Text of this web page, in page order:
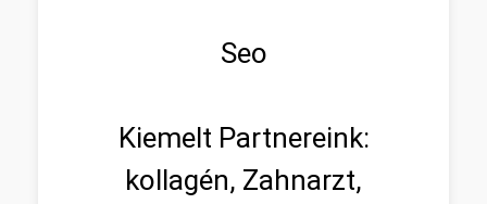
Seo
Kiemelt Partnereink:
kollagén, Zahnarzt,